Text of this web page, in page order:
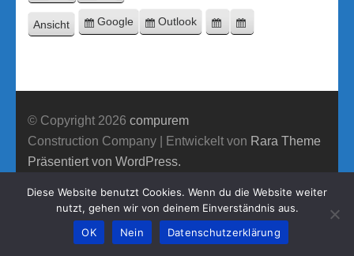
Ansicht ausdrucken
Eintragen
Google
Eintragen
Outlook
Google-
© Copyright 2026 compurem
Construction Company | Entwickelt von Rara Theme
Präsentiert von WordPress.
Diese Website benutzt Cookies. Wenn du die Website weiter
nutzt, gehen wir von deinem Einverständnis aus.
OK
Nein Datenschutzerklärung